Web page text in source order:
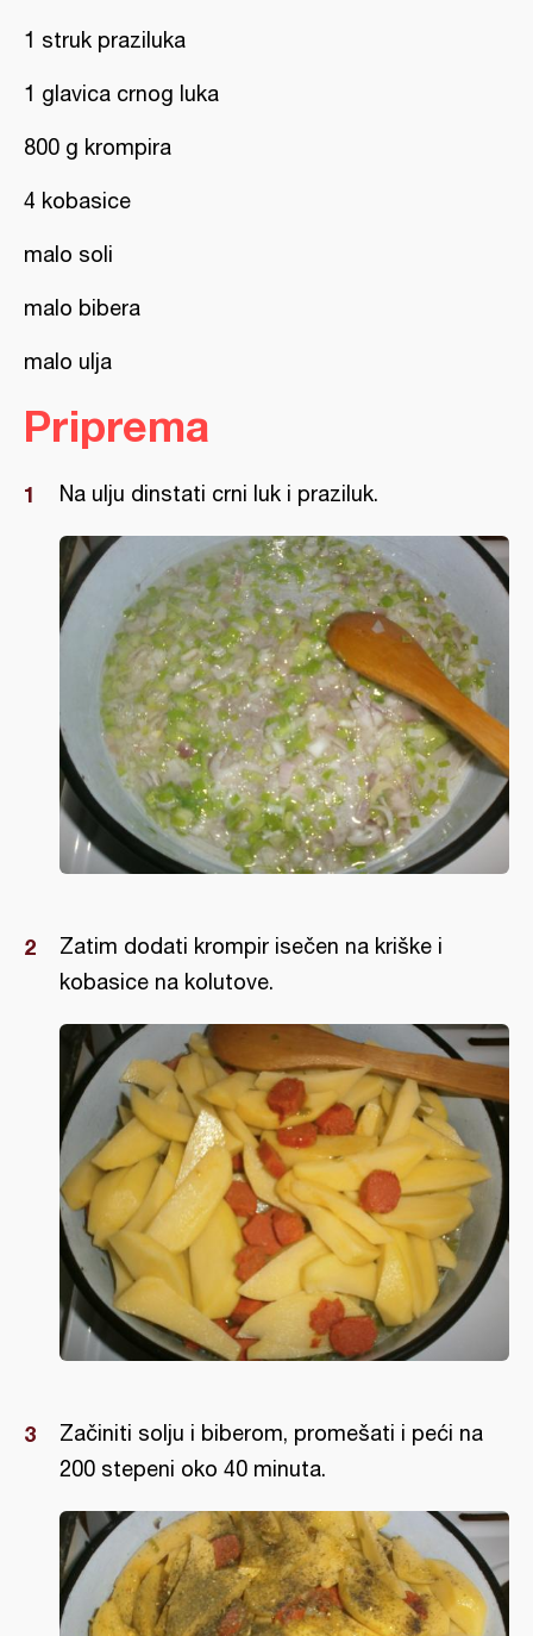
1 struk praziluka
1 glavica crnog luka
800 g krompira
4 kobasice
malo soli
malo bibera
malo ulja
Priprema
Na ulju dinstati crni luk i praziluk.
Zatim dodati krompir isečen na kriške i
kobasice na kolutove.
Začiniti solju i biberom, promešati i peći na
200 stepeni oko 40 minuta.